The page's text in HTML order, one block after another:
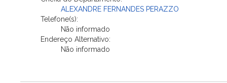
ALEXANDRE FERNANDES PERAZZO
Telefone(s):
Não informado
Endereço Alternativo:
Não informado